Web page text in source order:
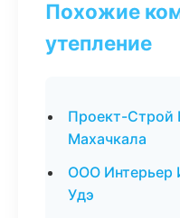
Похожие
утепление
Проект-Строй
Махачкала
ООО Интерьер
Удэ